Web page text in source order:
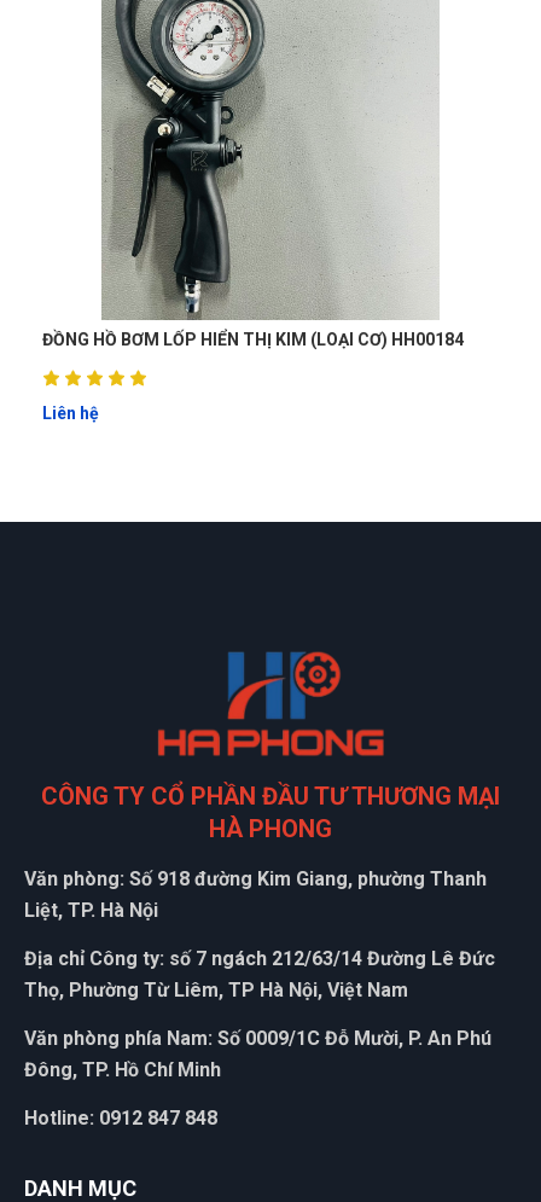
Huyền Trang
(Đánh giá 1 năm trước)
Phục vụ đúng hẹn, đúng giờ. Phong cách chuyên nghiệp
Đăng Khôi
(Đánh giá 1 năm trước)
đi đâu cũng thấy bên đây. chuyên nghiệp dữ
(Đánh giá 1 năm trước)
(Đánh giá 1 năm trước)
Thích nhất là có quà tặng đi kèm
MT
Minh Thắng
được bạn bè giới thiệu nên mới dùng thử, phải nói là số 1
ĐỒNG HỒ BƠM LỐP HIỂN THỊ KIM (LOẠI CƠ) HH00184
Liên hệ
CÔNG TY CỔ PHẦN ĐẦU TƯ THƯƠNG MẠI
HÀ PHONG
Văn phòng: Số 918 đường Kim Giang, phường Thanh
Liệt, TP. Hà Nội
Địa chỉ Công ty: số 7 ngách 212/63/14 Đường Lê Đức
Thọ, Phường Từ Liêm, TP Hà Nội, Việt Nam
Văn phòng phía Nam: Số 0009/1C Đỗ Mười, P. An Phú
Đông, TP. Hồ Chí Minh
Hotline: 0912 847 848
DANH MỤC